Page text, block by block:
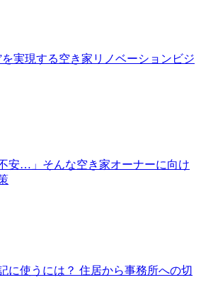
実現する空き家リノベーションビジ
安…」そんな空き家オーナーに向け
に使うには？ 住居から事務所への切